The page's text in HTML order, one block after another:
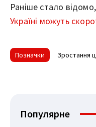
Раніше стало
Україні можуть
Позначки Зростання
Популярне